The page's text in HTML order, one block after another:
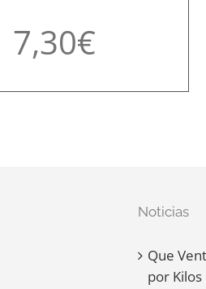
7,30
Noticias
Que
por Kilos